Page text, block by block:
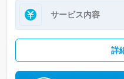
サービス内容
詳